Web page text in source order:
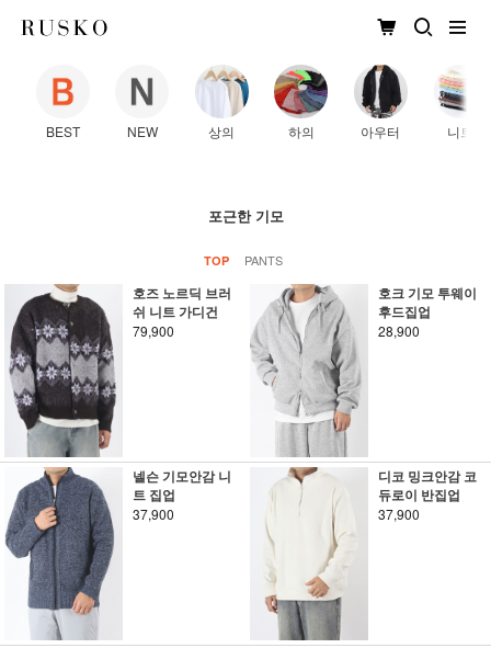
BEST NEW 상의 하의 아우터 니트
포근한 기모
TOP PANTS
호즈 노르딕 브러
쉬 니트 가디건
79,900
호크 기모 투웨이
후드집업
28,900
넬슨 기모안감 니
트 집업
37,900
디코 밍크안감 코
듀로이 반집업
37,900